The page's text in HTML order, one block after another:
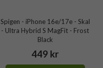
Spigen - iPhone 16e/17e - Skal
- Ultra Hybrid S MagFit - Frost
Black
449 kr